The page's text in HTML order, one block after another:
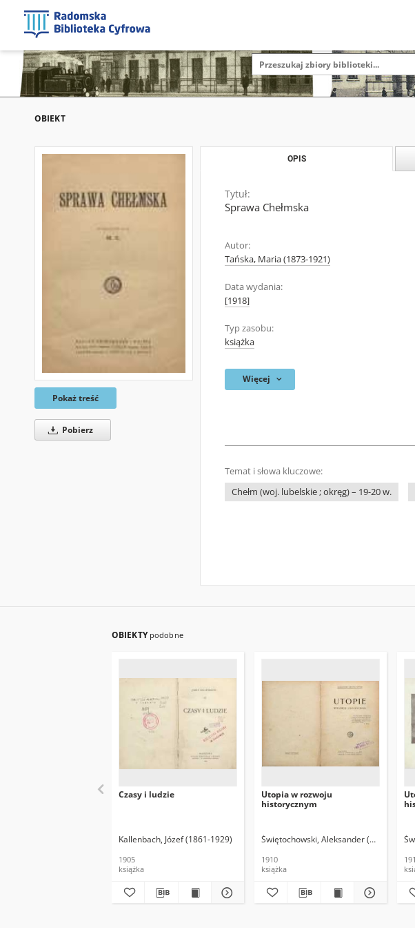
OBIEKT
Pokaż treść
Pobierz
OPIS
Tytuł:
Sprawa Chełmska
Autor:
Tańska, Maria (1873-1921)
Data wydania:
[1918]
Typ zasobu:
książka
Więcej
Temat i słowa kluczowe:
Chełm (woj. lubelskie ; okręg) – 19-20 w.
OBIEKTY podobne
Czasy i ludzie
Kallenbach, Józef (1861-1929)
1905
książka
Utopia w rozwoju
historycznym
Świętochowski, Aleksander (1849-1938)
1910
książka